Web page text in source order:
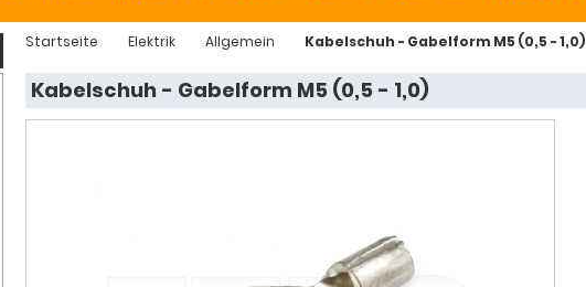
Startseite Elektrik Allgemein Kabelschuh - Gabelform M5 (0,5 - 1,0)
Kabelschuh - Gabelform M5 (0,5 - 1,0)